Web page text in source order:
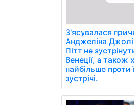
З'ясувалася
Анджеліна
Пітт не
Венеції, а також
найбільше проти
зустрічі.